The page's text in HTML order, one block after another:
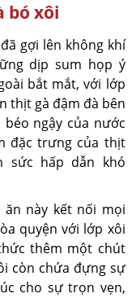
bó xôi
gợi lên không khí
dịp sum họp ý
bắt mắt, với lớp
thịt gà đậm đà bên
ngậy của nước
đặc trưng của thịt
sức hấp dẫn khó
này kết nối mọi
quyện với lớp xôi
thêm một chút
còn chứa đựng sự
cho sự trọn vẹn,